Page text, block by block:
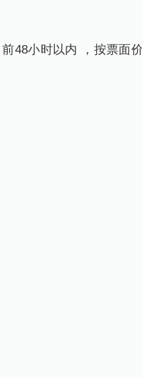
48小时以内 ，按票面